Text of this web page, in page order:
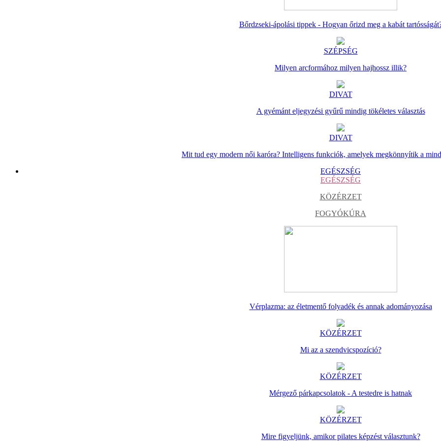
Bőrdzseki-ápolási tippek - Hogyan őrizd meg a kabát
SZÉPSÉG
Milyen arcformához milyen hajhossz illik?
DIVAT
A gyémánt eljegyzési gyűrű mindig tökéletes választás
DIVAT
Mit tud egy modern női karóra? Intelligens funkciók, amelyek megkönnyítik a
EGÉSZSÉG
EGÉSZSÉG
KÖZÉRZET
FOGYÓKÚRA
Vérplazma: az életmentő folyadék és annak adományozása
KÖZÉRZET
Mi az a szendvicspozíció?
KÖZÉRZET
Mérgező párkapcsolatok - A testedre is hatnak
KÖZÉRZET
Mire figyeljünk, amikor pilates képzést választunk?